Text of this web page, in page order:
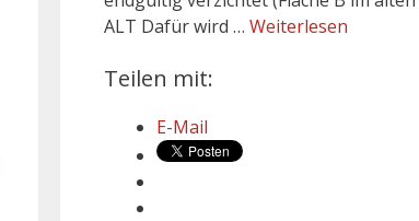
ALT Dafür wird … Weiterlesen
Teilen mit:
E-Mail